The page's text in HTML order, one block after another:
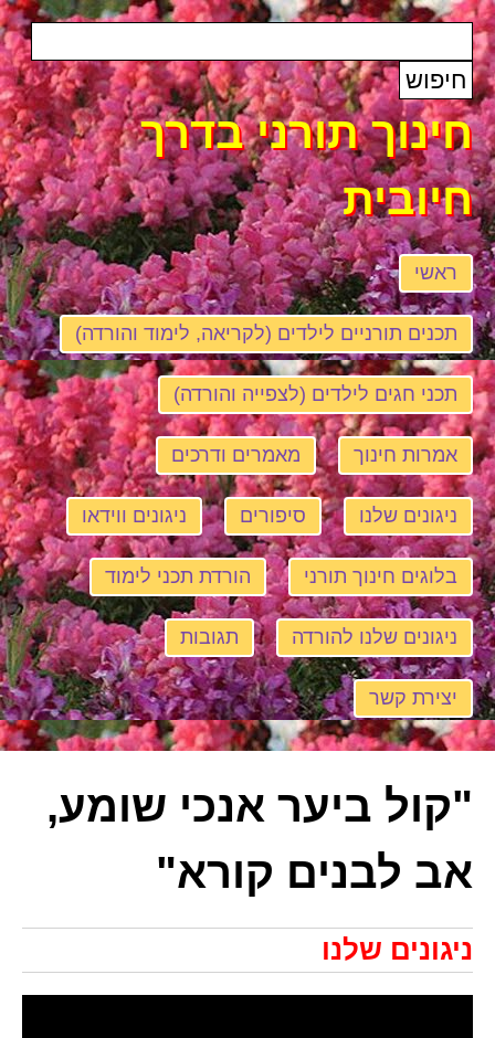
חינוך תורני בדרך
חיובית
ראשי
תכנים תורניים לילדים (לקריאה, לימוד והורדה)
תכני חגים לילדים (לצפייה והורדה)
אמרות חינוך מאמרים ודרכים
ניגונים שלנו סיפורים ניגונים ווידאו
בלוגים חינוך תורני הורדת תכני לימוד
ניגונים שלנו להורדה תגובות
יצירת קשר
"קול ביער אנכי שומע,
אב לבנים קורא"
ניגונים שלנו